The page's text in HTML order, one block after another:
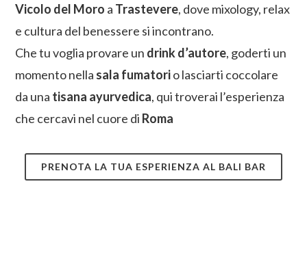
Vicolo del Moro a Trastevere, dove mixology, relax
e cultura del benessere si incontrano.
Che tu voglia provare un drink d’autore, goderti un
momento nella sala fumatorio lasciarti coccolare
da una tisana ayurvedica, qui troverai l’esperienza
che cercavi nel cuore di Roma
PRENOTA LA TUA ESPERIENZA AL BALI BAR